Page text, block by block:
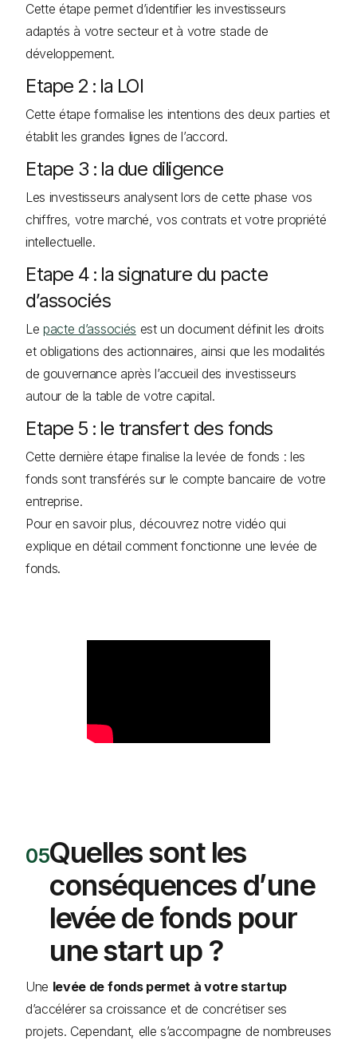
Cette étape permet d’identifier les investisseurs
adaptés à votre secteur et à votre stade de
développement.
Etape 2 : la LOI
Cette étape formalise les intentions des deux parties et
établit les grandes lignes de l’accord.
Etape 3 : la due diligence
Les investisseurs analysent lors de cette phase vos
chiffres, votre marché, vos contrats et votre propriété
intellectuelle.
Etape 4 : la signature du pacte
d’associés
Lepacte d’associés est un document définit les droits
et obligations des actionnaires, ainsi que les modalités
de gouvernance après l’accueil des investisseurs
autour de la table de votre capital.
Etape 5 : le transfert des fonds
Cette dernière étape finalise la levée de fonds : les
fonds sont transférés sur le compte bancaire de votre
entreprise.
Pour en savoir plus, découvrez notre vidéo qui
explique en détail comment fonctionne une levée de
fonds.
Quelles sont les
conséquences d’une
levée de fonds pour
une start up ?
Une levée de fonds permet à votre startup
d’accélérer sa croissance et de concrétiser ses
projets. Cependant, elle s’accompagne de nombreuses